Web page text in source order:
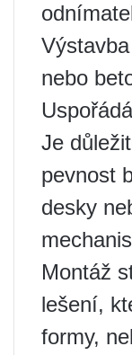
nebo
Je
pevnost
desky
Montáž
lešení,
formy,